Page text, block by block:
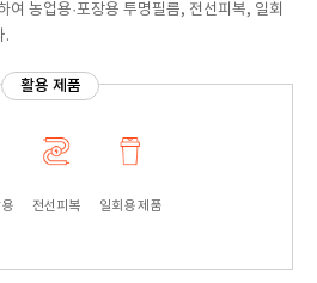
여 농업용·포장용 투명필름, 전선피복, 일회
.
활용 제품
전선피복 일회용 제품